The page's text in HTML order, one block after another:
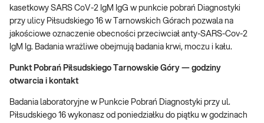
kasetkowy SARS CoV-2 IgM IgG w punkcie pobrań Diagnostyki
przy ulicy Piłsudskiego 16 w Tarnowskich Górach pozwala na
jakościowe oznaczenie obecności przeciwciał anty-SARS-Cov-2
IgM Ig. Badania wrażliwe obejmują badania krwi, moczu i kału.
Punkt Pobrań Piłsudskiego Tarnowskie Góry — godziny
otwarcia i kontakt
Badania laboratoryjne w Punkcie Pobrań Diagnostyki przy ul.
Piłsudskiego 16 wykonasz od poniedziałku do piątku w godzinach